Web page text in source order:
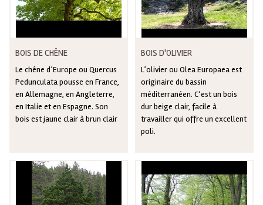
BOIS DE CHÊNE
Le chêne d’Europe ou Quercus
Pedunculata pousse en France,
en Allemagne, en Angleterre,
en Italie et en Espagne. Son
bois est jaune clair à brun clair
BOIS D'OLIVIER
L’olivier ou Olea Europaea est
originaire du bassin
méditerranéen. C’est un bois
dur beige clair, facile à
travailler qui offre un excellent
poli.